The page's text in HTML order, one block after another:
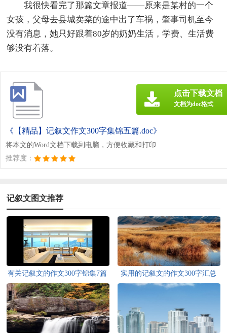
我很快看完了那篇文章报道——原来是某村的一个
女孩，父母去县城卖菜的途中出了车祸，肇事司机至今
没有消息，她只好跟着80岁的奶奶生活，学费、生活费
够没有着落。
《【精品】记叙文作文300字集锦五篇.doc》
将本文的Word文档下载到电脑，方便收藏和打印
推荐度：
点击下载文档
文档为doc格式
记叙文图文推荐
有关记叙文的作文300字锦集7篇
实用的记叙文的作文300字汇总
八篇